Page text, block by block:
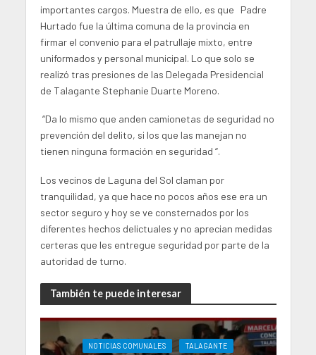
importantes cargos. Muestra de ello, es que Padre
Hurtado fue la última comuna de la provincia en
firmar el convenio para el patrullaje mixto, entre
uniformados y personal municipal. Lo que solo se
realizó tras presiones de las Delegada Presidencial
de Talagante Stephanie Duarte Moreno.
“Da lo mismo que anden camionetas de seguridad no
prevención del delito, si los que las manejan no
tienen ninguna formación en seguridad “.
Los vecinos de Laguna del Sol claman por
tranquilidad, ya que hace no pocos años ese era un
sector seguro y hoy se ve consternados por los
diferentes hechos delictuales y no aprecian medidas
certeras que les entregue seguridad por parte de la
autoridad de turno.
También te puede interesar
NOTICIAS COMUNALES TALAGANTE